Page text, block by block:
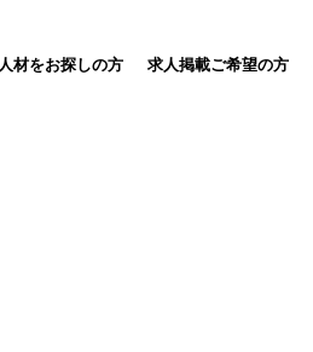
人材をお探しの方 求人掲載ご希望の方